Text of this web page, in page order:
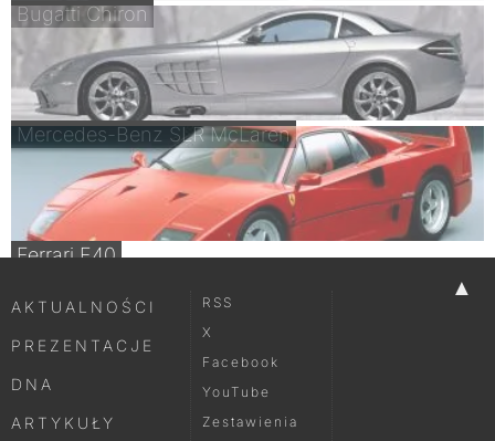
Bugatti Chiron
Mercedes-Benz SLR McLaren
Ferrari F40
▲
AKTUALNOŚCI
PREZENTACJE
DNA
ARTYKUŁY
RSS
X
Facebook
YouTube
Zestawienia